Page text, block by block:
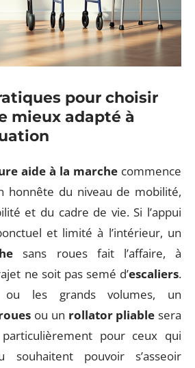
pour choisir
mieux adapté à
aide à la marche commence
honnête du niveau de mobilité,
et du cadre de vie. Si l’appui
et limité à l’intérieur, un
sans roues fait l’affaire, à
ne soit pas semé d’escaliers.
ou les grands volumes, un
ou un rollator pliable sera
pour ceux qui
pouvoir s’asseoir